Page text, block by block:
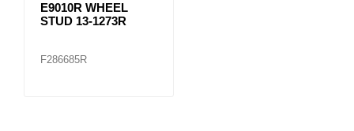
E9010R WHEEL
STUD 13-1273R
F286685R